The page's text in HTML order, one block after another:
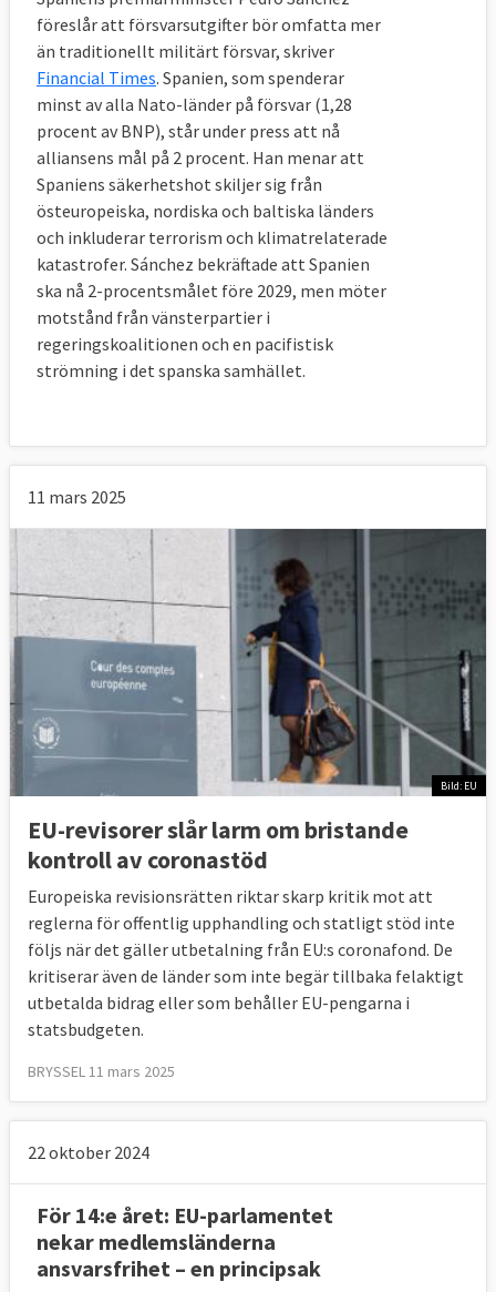
föreslår att försvarsutgifter bör omfatta mer
än traditionellt militärt försvar, skriver
Financial Times. Spanien, som spenderar
minst av alla Nato-länder på försvar (1,28
procent av BNP), står under press att nå
alliansens mål på 2 procent. Han menar att
Spaniens säkerhetshot skiljer sig från
östeuropeiska, nordiska och baltiska länders
och inkluderar terrorism och klimatrelaterade
katastrofer. Sánchez bekräftade att Spanien
ska nå 2-procentsmålet före 2029, men möter
motstånd från vänsterpartier i
regeringskoalitionen och en pacifistisk
strömning i det spanska samhället.
11 mars 2025
Bild: EU
EU-revisorer slår larm om bristande
kontroll av coronastöd
Europeiska revisionsrätten riktar skarp kritik mot att
reglerna för offentlig upphandling och statligt stöd inte
följs när det gäller utbetalning från EU:s coronafond. De
kritiserar även de länder som inte begär tillbaka felaktigt
utbetalda bidrag eller som behåller EU-pengarna i
statsbudgeten.
BRYSSEL 11 mars 2025
22 oktober 2024
För 14:e året: EU-parlamentet
nekar medlemsländerna
ansvarsfrihet – en principsak